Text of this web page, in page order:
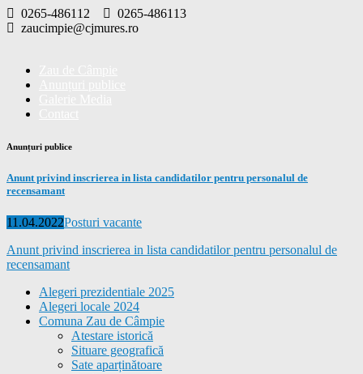
Skip
to
0265-486112
0265-486113
zaucimpie@cjmures.ro
Anunțuri publice
Anunt privind inscrierea in lista candidatilor pentru personalul de
recensamant
Posted
11.04.2022Categories
Posturi vacante
Anunt privind inscrierea in lista candidatilor pentru personalul de
recensamant
Alegeri prezidentiale 2025
Alegeri locale 2024
Comuna Zau de Câmpie
Atestare istorică
Situare geografică
Sate aparținătoare